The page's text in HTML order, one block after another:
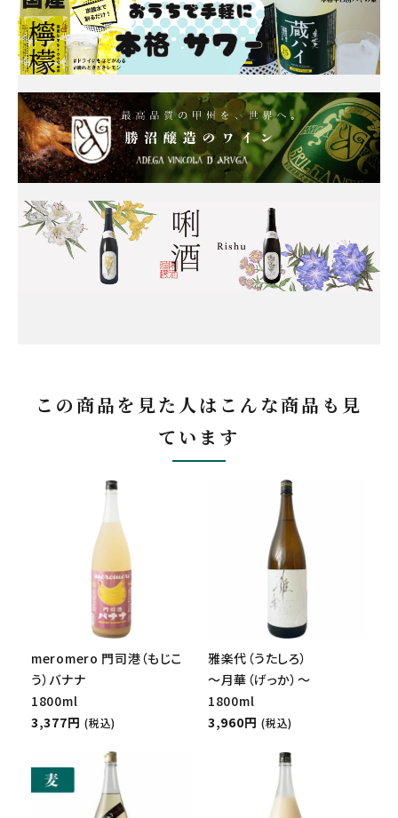
この商品を見た人はこんな商品も見
ています
meromero 門司港（もじこ
う）バナナ
1800ml
3,377円 (税込)
雅楽代（うたしろ）
～月華（げっか）～
1800ml
3,960円 (税込)